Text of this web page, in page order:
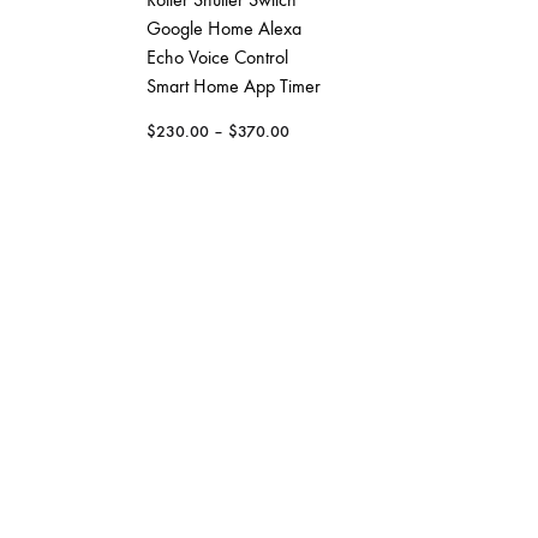
Google Home Alexa
Echo Voice Control
Smart Home App Timer
$230.00 – $370.00